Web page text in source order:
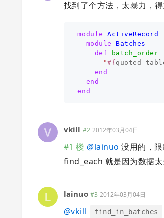
找到了个方法，太暴力，
module
ActiveRecord
module
Batches
def
batch_order
"#{
end
end
end
vkill #2 2012年03月04日
#1 楼 @lainuo 没用的，
find_each 就是因为数据
lainuo #3 2012年03月04日
@vkill find_in_batches